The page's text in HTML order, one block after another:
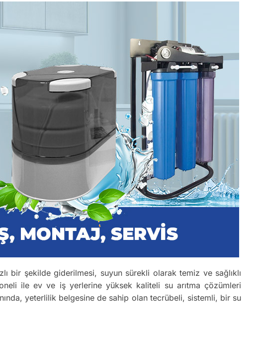
bir şekilde giderilmesi, suyun sürekli olarak temiz ve sağlıklı
ile ev ve iş yerlerine yüksek kaliteli su arıtma çözümleri
yeterlilik belgesine de sahip olan tecrübeli, sistemli, bir su